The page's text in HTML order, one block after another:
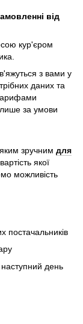
від
кур'єром
з вами у
даних та
лише за умови
зручним для
якої
можливість
постачальників
день